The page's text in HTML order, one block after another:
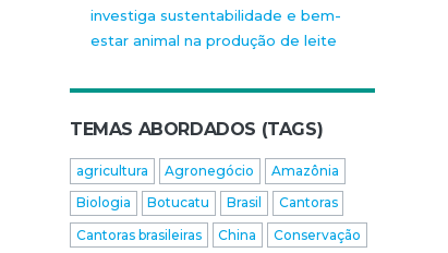
investiga sustentabilidade e bem-
estar animal na produção de leite
TEMAS ABORDADOS (TAGS)
agricultura Agronegócio
Amazônia
Biologia
Botucatu Brasil
Cantoras
Cantoras brasileiras
China
Conservação